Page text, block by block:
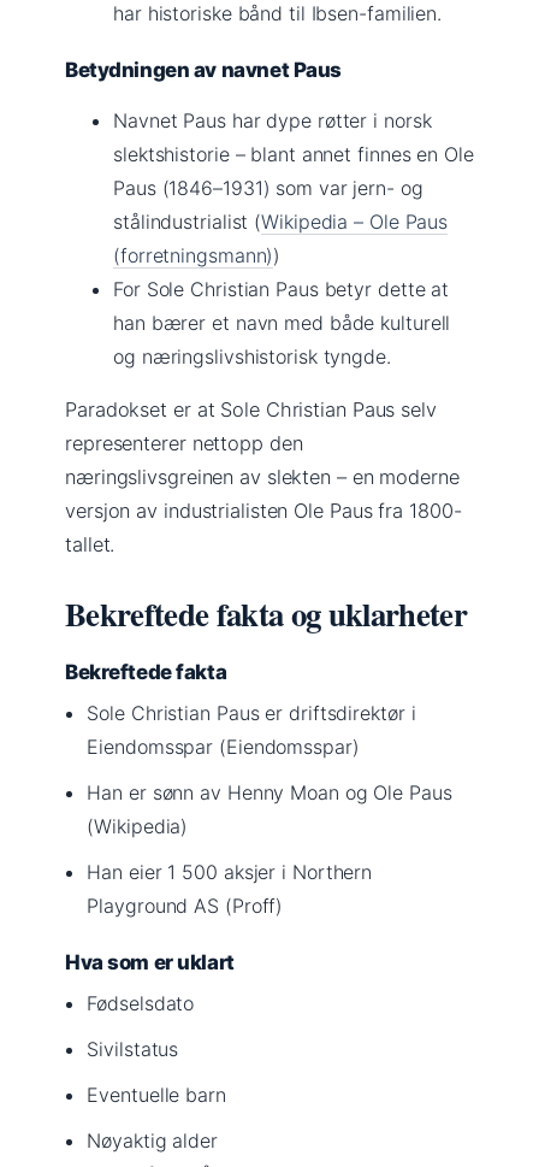
har historiske bånd til Ibsen-familien.
Betydningen av navnet Paus
Navnet Paus har dype røtter i norsk
slektshistorie – blant annet finnes en Ole
Paus (1846–1931) som var jern- og
stålindustrialist (Wikipedia – Ole Paus
(forretningsmann))
For Sole Christian Paus betyr dette at
han bærer et navn med både kulturell
og næringslivshistorisk tyngde.
Paradokset er at Sole Christian Paus selv
representerer nettopp den
næringslivsgreinen av slekten – en moderne
versjon av industrialisten Ole Paus fra 1800-
tallet.
Bekreftede fakta og uklarheter
Bekreftede fakta
Sole Christian Paus er driftsdirektør i
Eiendomsspar (Eiendomsspar)
Han er sønn av Henny Moan og Ole Paus
(Wikipedia)
Han eier 1 500 aksjer i Northern
Playground AS (Proff)
Hva som er uklart
Fødselsdato
Sivilstatus
Eventuelle barn
Nøyaktig alder